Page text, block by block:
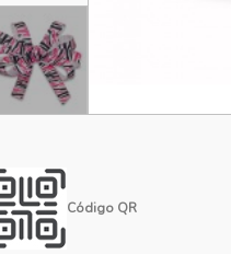
Código QR